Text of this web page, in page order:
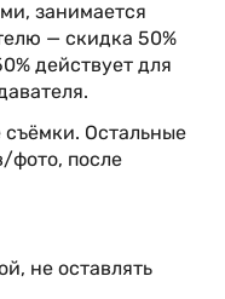
занимается
— скидка 50%
действует для
съёмки. Остальные
фото, после
не оставлять